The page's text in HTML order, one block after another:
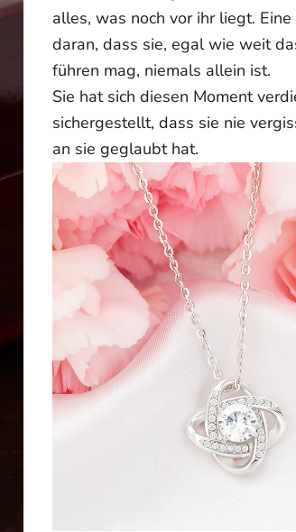
alles, was noch vor ihr liegt. Eine
daran, dass sie, egal wie weit
führen mag, niemals allein ist.
Sie hat sich diesen Moment
sichergestellt, dass sie nie
an sie geglaubt hat.